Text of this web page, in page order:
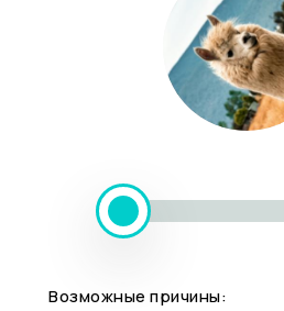
Возможные причины: